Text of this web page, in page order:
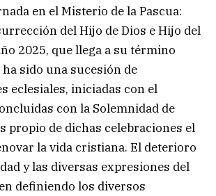
en el Misterio de la Pascua:
del Hijo de Dios e Hijo del
2025, que llega a su término
sido una sucesión de
eclesiales, iniciadas con el
con la Solemnidad de
propio de dichas celebraciones el
la vida cristiana. El deterioro
y las diversas expresiones del
definiendo los diversos